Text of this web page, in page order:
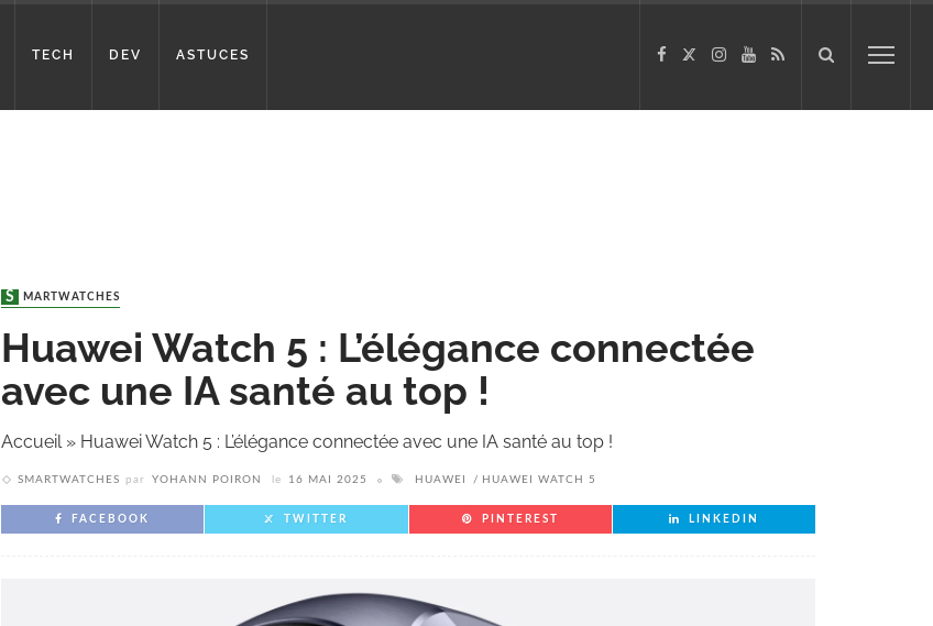
TECH DEV ASTUCES
SMARTWATCHES
Huawei Watch 5 : L’élégance connectée
avec une IA santé au top !
Accueil» Huawei Watch 5 : L’élégance connectée avec une IA santé au top !
SMARTWATCHES par YOHANN POIRON le 16 MAI 2025 HUAWEI HUAWEI WATCH 5
FACEBOOK TWITTER PINTEREST LINKEDIN